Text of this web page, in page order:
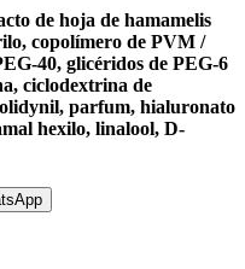
de hoja de hamamelis
copolímero de PVM /
40, glicéridos de PEG-6
ciclodextrina de
parfum, hialuronato
hexilo, linalool, D-